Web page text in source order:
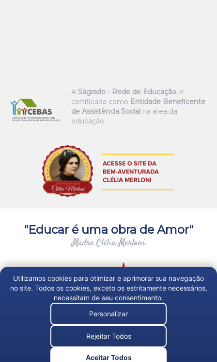
A Sagrado - Rede de Educação, é
certificada como Entidade Beneficente
de Assistência Social na área da
educação.
"Educar é uma obra de Amor"
Madre Clélia Merloni
Trabalhe Conosco
Utilizamos cookies para otimizar e aprimorar sua navegação
no site. Todos os cookies, exceto os estritamente necessários,
necessitam de seu consentimento.
Personalizar
Rejeitar Todos
Aceitar Todos